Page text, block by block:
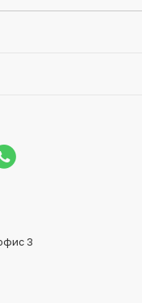
Вам
офиса магазина.
несколько способов
надежно и
возможность
3